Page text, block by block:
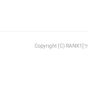
Copyright (C) RANK1[